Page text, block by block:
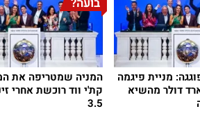
מניית פיגמה
מיליארד דולר מהשיא
המניה שמטריפה את
קת'י ווד רוכשת אחרי
3.5